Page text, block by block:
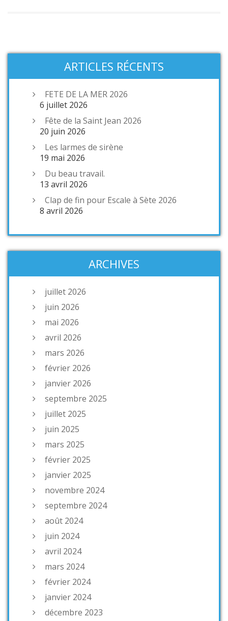
ARTICLES RÉCENTS
FETE DE LA MER 2026
6 juillet 2026
Fête de la Saint Jean 2026
20 juin 2026
Les larmes de sirène
19 mai 2026
Du beau travail.
13 avril 2026
Clap de fin pour Escale à Sète 2026
8 avril 2026
ARCHIVES
juillet 2026
juin 2026
mai 2026
avril 2026
mars 2026
février 2026
janvier 2026
septembre 2025
juillet 2025
juin 2025
mars 2025
février 2025
janvier 2025
novembre 2024
septembre 2024
août 2024
juin 2024
avril 2024
mars 2024
février 2024
janvier 2024
décembre 2023